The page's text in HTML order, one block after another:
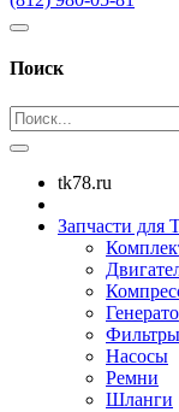
Поиск
tk78.ru
Запчасти для
Фильтры
Насосы
Ремни
Шланги